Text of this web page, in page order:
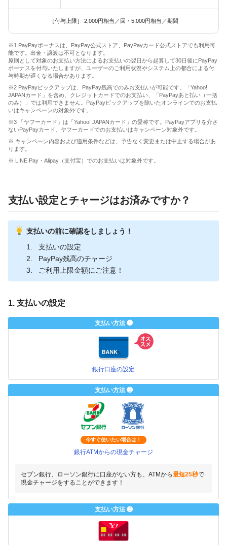
［付与上限］ 2,000円相当／回・5,000円相当／期間
※1 PayPayボーナスは、PayPay公式ストア、PayPayカード公式ストアでも利用可
能です。出金・譲渡は不可となります。
原則として対象のお支払い方法によるお支払いの翌日から起算して30日後にPayPay
ボーナスを付与いたしますが、ユーザーのご利用状況やシステム上の都合による付
与時期が遅くなる場合があります。
※2 PayPayピックアップは、PayPay残高でのみお支払いが可能です。「Yahoo!
JAPANカード」を含め、クレジットカードでのお支払い、「PayPayあと払い（一括
のみ）」では利用できません。PayPayピックアップを除いたオンラインでのお支払
いはキャンペーンの対象外です。
※3 「ヤフーカード」は「Yahoo! JAPANカード」の愛称です。PayPayアプリを介さ
ないPayPayカード、ヤフーカードでのお支払いはキャンペーン対象外です。
※ キャンペーン内容および適用条件などは、予告なく変更または中止する場合があ
ります。
※ LINE Pay・Alipay（支付宝）でのお支払いは対象外です。
支払い設定とチャージはお済みですか？
支払いの前に確認をしましょう！
支払いの設定
PayPay残高のチャージ
ご利用上限金額にご注意！
1. 支払いの設定
支払い方法 ❶
銀行口座の設定
支払い方法 ❷
今すぐ使いたい場合は！
銀行ATMからの現金チャージ
セブン銀行、ローソン銀行に口座がない方も、ATMから最短25秒で
現金チャージをすることができます！
支払い方法 ❸